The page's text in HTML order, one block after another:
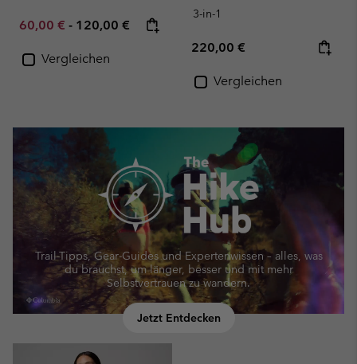
Minimum sale price:
60,00 € - Maximum price:
120,00 €
Vergleichen
3-in-1
Regular price:
220,00 €
Vergleichen
Trail-Tipps, Gear-Guides und Expertenwissen – alles, was
du brauchst, um länger, besser und mit mehr
Selbstvertrauen zu wandern.
Jetzt Entdecken